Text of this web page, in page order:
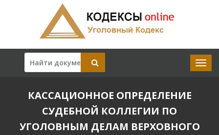
КАССАЦИОННОЕ ОПРЕДЕЛЕНИЕ
СУДЕБНОЙ КОЛЛЕГИИ ПО
УГОЛОВНЫМ ДЕЛАМ ВЕРХОВНОГО